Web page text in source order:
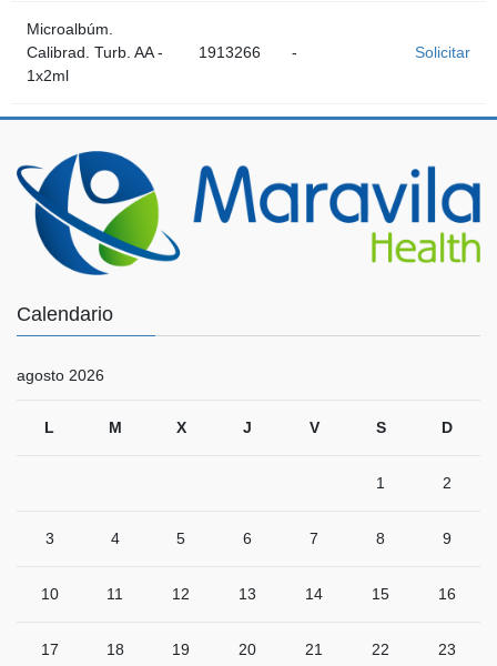
Microalbúm.
Calibrad. Turb. AA -
1x2ml
1913266 - Solicitar
Calendario
agosto 2026
L M X J V S D
1 2
3 4 5 6 7 8 9
10 11 12 13 14 15 16
17 18 19 20 21 22 23